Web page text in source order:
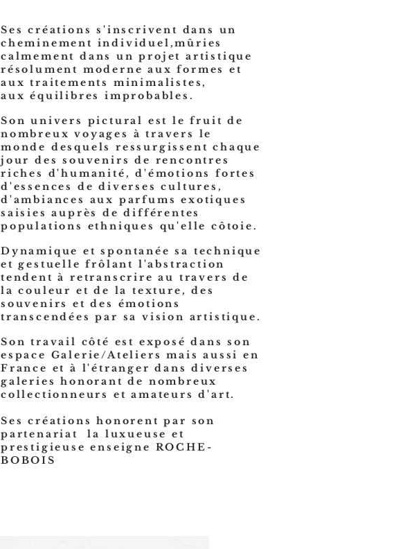
Ses créations s'inscrivent dans un
cheminement individuel,mûries
calmement dans un projet artistique
résolument moderne aux formes et
aux traitements minimalistes,
aux équilibres improbables.
Son univers pictural est le fruit de
nombreux voyages à travers le
monde desquels ressurgissent chaque
jour des souvenirs de rencontres
riches d'humanité, d'émotions fortes
d'essences de diverses cultures,
d'ambiances aux parfums exotiques
saisies auprès de différentes
populations ethniques qu'elle côtoie.
Dynamique et spontanée sa technique
et gestuelle frôlant l'abstraction
tendent à retranscrire au travers de
la couleur et de la texture, des
souvenirs et des émotions
transcendées par sa vision artistique.
Son travail côté est exposé dans son
espace Galerie/Ateliers mais aussi en
France et à l'étranger dans diverses
galeries honorant de nombreux
collectionneurs et amateurs d'art.
Ses créations honorent par son
partenariat la luxueuse et
prestigieuse enseigne ROCHE-
BOBOIS